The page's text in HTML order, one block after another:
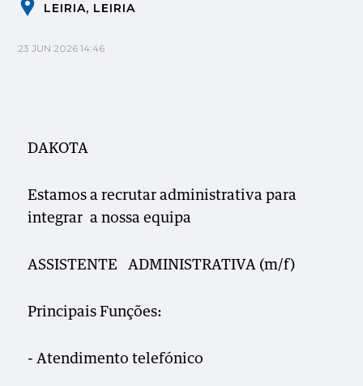
LEIRIA, LEIRIA
23 JUN 2026 14:46
DAKOTA
Estamos a recrutar administrativa para
integrar a nossa equipa
ASSISTENTE ADMINISTRATIVA (m/f)
Principais Funções:
- Atendimento telefónico